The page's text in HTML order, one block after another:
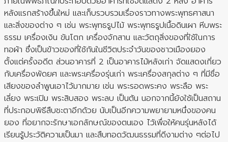
หลังแรกสร้างขึ้นใหม่ และเก็บรวบรวมเรื่องราวทางพระพุทธศาสนา
และสิ่งของต่าง ๆ เช่น พระพุทธรูปไม้ พระพุทธรูปเนื้อดินเผา หีบพระ
ธรรม เครื่องเงิน ขันโตก เครื่องจักสาน และวัตถุสิ่งของที่ใช้ในการ
ทอผ้า ซึ่งเป็นข้าวของที่ใช้กันในชีวิตประจำวันของชาวเมืองยอง
ตั้งแต่ครั้งอดีต ส่วนอาคารที่ 2 เป็นอาคารไม้หลังเก่า จัดแสดงเกี่ยว
กับเครื่องพัดยศ และพระเครื่องรุ่นเก่า พระเครื่องสกุลต่าง ๆ ที่มีชื่อ
เสียงของลำพูนเอาไว้มากมาย เช่น พระรอดพระคง พระลือ พระ
เลี่ยง พระเปิม พระสิบสอง พระลบ เป็นต้น นอกจากนี้ยังใช้เป็นสถาน
ที่ประกอบพิธีสืบชะตาอีกด้วย นับเป็นอีกความพยายามหนึ่งของคน
ยอง ที่อยากจะรักษาเอกลักษณ์ของตนเอง ไว้เพื่อให้คนรุ่นหลังได้
เรียนรู้ประวัติความเป็นมา และสืบทอดวัฒนธรรมที่ดีงามต่าง ๆต่อไป